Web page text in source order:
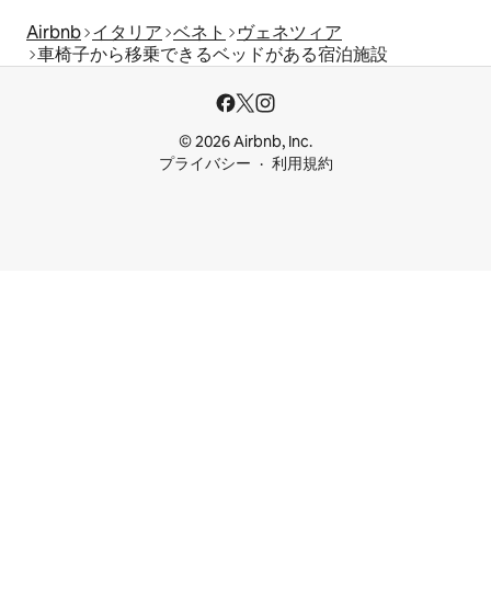
Airbnb イタリア ベネト
ヴェネツィア
車椅子から移乗できるベッドがある宿泊施設
© 2026 Airbnb, Inc.
プライバシー
利用規約